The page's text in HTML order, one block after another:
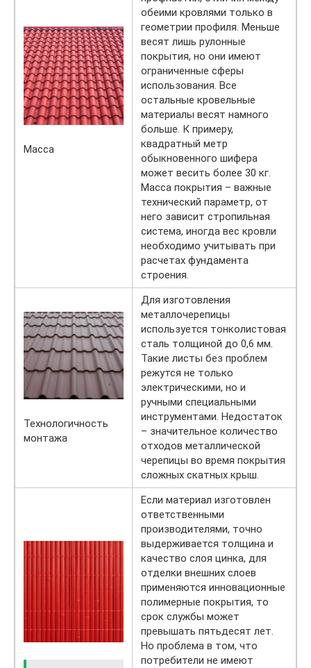
Масса
обеими кровлями только в
геометрии профиля. Меньше
весят лишь рулонные
покрытия, но они имеют
ограниченные сферы
использования. Все
остальные кровельные
материалы весят намного
больше. К примеру,
квадратный метр
обыкновенного шифера
может весить более 30 кг.
Масса покрытия – важные
технический параметр, от
него зависит стропильная
система, иногда вес кровли
необходимо учитывать при
расчетах фундамента
строения.
Технологичность
монтажа
Для изготовления
металлочерепицы
используется тонколистовая
сталь толщиной до 0,6 мм.
Такие листы без проблем
режутся не только
электрическими, но и
ручными специальными
инструментами. Недостаток
– значительное количество
отходов металлической
черепицы во время покрытия
сложных скатных крыш.
Если материал изготовлен
ответственными
производителями, точно
выдерживается толщина и
качество слоя цинка, для
отделки внешних слоев
применяются инновационные
полимерные покрытия, то
срок службы может
превышать пятьдесят лет.
Но проблема в том, что
потребители не имеют